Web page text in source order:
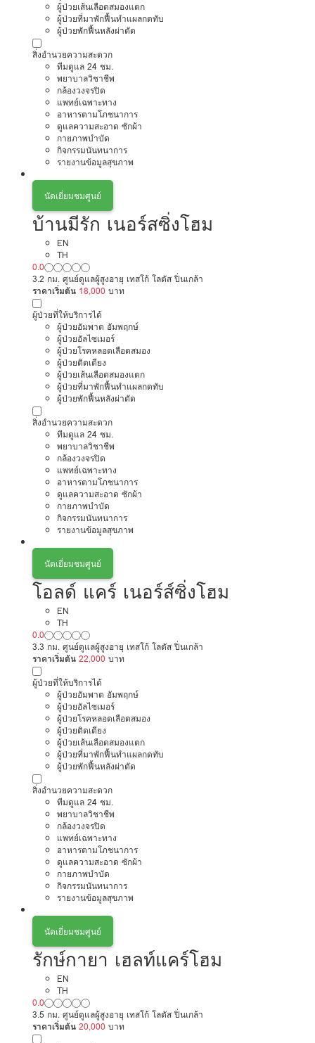
ผู้ป่วยเส้นเลือดสมองแตก
ผู้ป่วยที่มาพักฟื้นทำแผลกดทับ
ผู้ป่วยพักฟื้นหลังผ่าตัด
สิ่งอำนวยความสะดวก
ทีมดูแล 24 ชม.
พยาบาลวิชาชีพ
กล้องวงจรปิด
แพทย์เฉพาะทาง
อาหารตามโภชนาการ
ดูแลความสะอาด ซักผ้า
กายภาพบำบัด
กิจกรรมนันทนาการ
รายงานข้อมูลสุขภาพ
นัดเยี่ยมชมศูนย์
บ้านมีรัก เนอร์สซิ่งโฮม
EN
TH
0.0
3.2 กม. ศูนย์ดูแลผู้สูงอายุ เทสโก้ โลตัส ปิ่นเกล้า
ราคาเริ่มต้น 18,000 บาท
ผู้ป่วยที่ให้บริการได้
ผู้ป่วยอัมพาต อัมพฤกษ์
ผู้ป่วยอัลไซเมอร์
ผู้ป่วยโรคหลอดเลือดสมอง
ผู้ป่วยติดเตียง
ผู้ป่วยเส้นเลือดสมองแตก
ผู้ป่วยที่มาพักฟื้นทำแผลกดทับ
ผู้ป่วยพักฟื้นหลังผ่าตัด
สิ่งอำนวยความสะดวก
ทีมดูแล 24 ชม.
พยาบาลวิชาชีพ
กล้องวงจรปิด
แพทย์เฉพาะทาง
อาหารตามโภชนาการ
ดูแลความสะอาด ซักผ้า
กายภาพบำบัด
กิจกรรมนันทนาการ
รายงานข้อมูลสุขภาพ
นัดเยี่ยมชมศูนย์
โอลด์ แคร์ เนอร์ส์ซิ่งโฮม
EN
TH
0.0
3.3 กม. ศูนย์ดูแลผู้สูงอายุ เทสโก้ โลตัส ปิ่นเกล้า
ราคาเริ่มต้น 22,000 บาท
ผู้ป่วยที่ให้บริการได้
ผู้ป่วยอัมพาต อัมพฤกษ์
ผู้ป่วยอัลไซเมอร์
ผู้ป่วยโรคหลอดเลือดสมอง
ผู้ป่วยติดเตียง
ผู้ป่วยเส้นเลือดสมองแตก
ผู้ป่วยที่มาพักฟื้นทำแผลกดทับ
ผู้ป่วยพักฟื้นหลังผ่าตัด
สิ่งอำนวยความสะดวก
ทีมดูแล 24 ชม.
พยาบาลวิชาชีพ
กล้องวงจรปิด
แพทย์เฉพาะทาง
อาหารตามโภชนาการ
ดูแลความสะอาด ซักผ้า
กายภาพบำบัด
กิจกรรมนันทนาการ
รายงานข้อมูลสุขภาพ
นัดเยี่ยมชมศูนย์
รักษ์กายา เฮลท์แคร์โฮม
EN
TH
0.0
3.5 กม. ศูนย์ดูแลผู้สูงอายุ เทสโก้ โลตัส ปิ่นเกล้า
ราคาเริ่มต้น 20,000 บาท